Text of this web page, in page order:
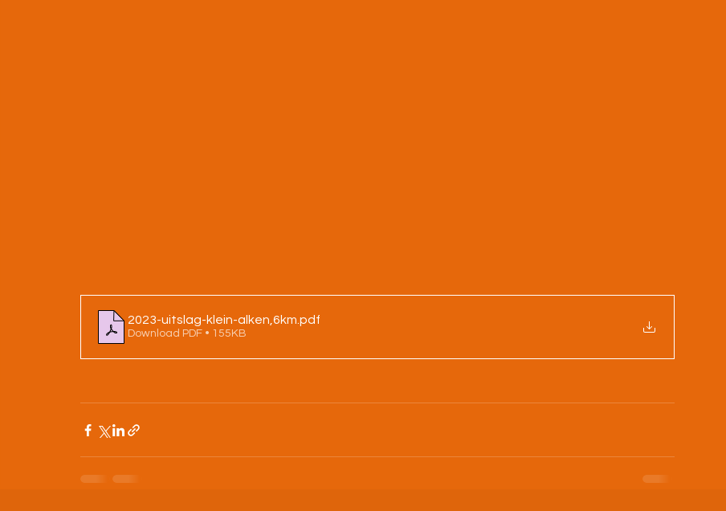
2023-uitslag-klein-alken,6km .pdf
Download PDF • 155KB